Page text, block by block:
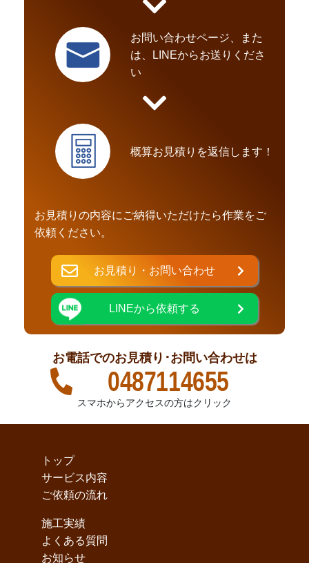
お問い合わせページ、また
は、LINEからお送りくださ
い
概算お見積りを返信します！
お見積りの内容にご納得いただけたら作業をご
依頼ください。
お見積り・お問い合わせ
LINEから依頼する
お電話でのお見積り･お問い合わせは
0487114655
スマホからアクセスの方はクリック
トップ
サービス内容
ご依頼の流れ
施工実績
よくある質問
お知らせ